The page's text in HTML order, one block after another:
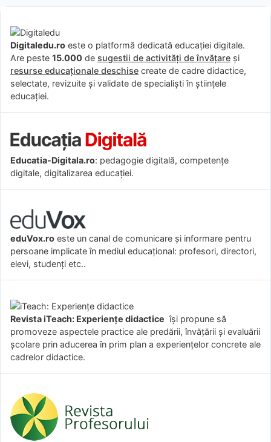
Digitaledu.ro este o platformă dedicată educației digitale.
Are peste 15.000 de sugestii de activități de învățare și
resurse educaționale deschise create de cadre didactice,
selectate, revizuite și validate de specialiști în științele
educației.
Educatia-Digitala.ro: pedagogie digitală, competențe
digitale, digitalizarea educației.
eduVox.ro este un canal de comunicare și informare pentru
persoane implicate în mediul educațional: profesori, directori,
elevi, studenți etc..
Revista iTeach: Experienţe didactice îşi propune să
promoveze aspectele practice ale predării, învăţării şi evaluării
şcolare prin aducerea în prim plan a experienţelor concrete ale
cadrelor didactice.